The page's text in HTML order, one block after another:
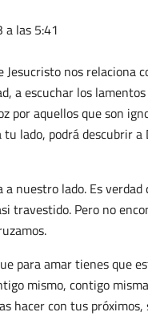
las 5:41
Jesucristo nos relaciona
a escuchar los
por aquellos que son
lado, podrá descubrir
nuestro lado. Es
travestido. Pero no
para amar tienes que
mismo, contigo
hacer con tus